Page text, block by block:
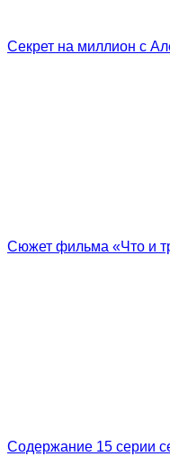
Секрет на миллион с
Сюжет фильма «Что и
Содержание 15 серии